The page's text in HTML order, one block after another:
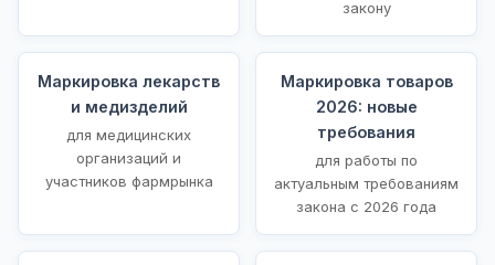
закону
Маркировка лекарств
и медизделий
для медицинских
организаций и
участников фармрынка
Маркировка товаров
2026: новые
требования
для работы по
актуальным требованиям
закона с 2026 года